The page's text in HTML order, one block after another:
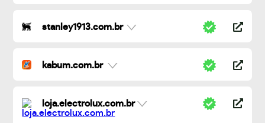
stanley1913.com.br
kabum.com.br
loja.electrolux.com.br